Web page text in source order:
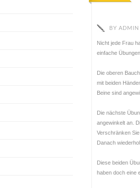
BYADMIN
Nicht jede Frau
einfache
Die oberen
mit beiden
Beine sind
Die nächste
angewinkelt an.
Verschränken
Danach
Diese beiden
haben doch eine